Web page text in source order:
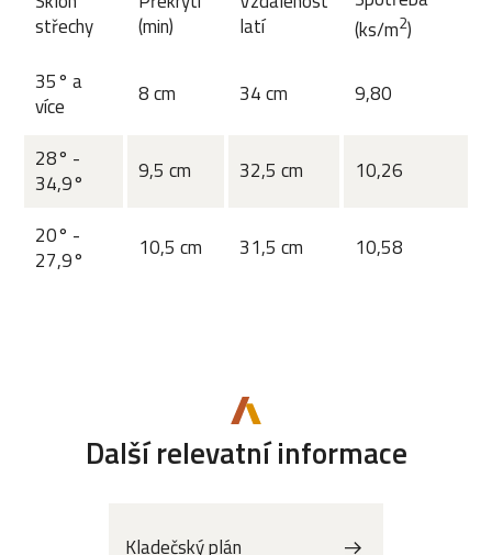
střechy
(min)
latí
(ks/m2)
35° a
více
8 cm 34 cm 9,80
28° -
34,9°
9,5 cm 32,5 cm 10,26
20° -
27,9°
10,5 cm 31,5 cm 10,58
Další relevatní informace
Kladečský plán